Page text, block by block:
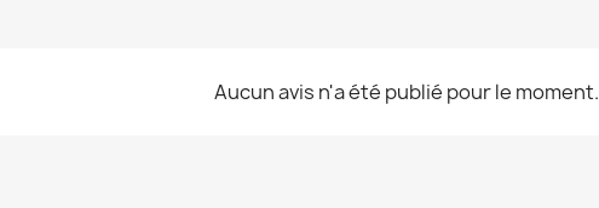
Aucun avis n'a été publié pour le moment.